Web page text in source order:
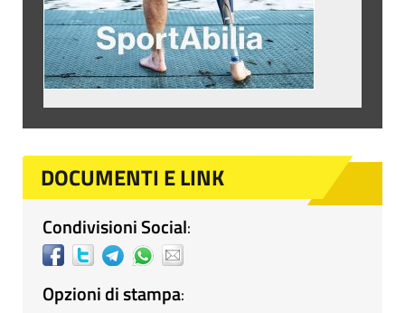
DOCUMENTI E LINK
Condivisioni Social:
Opzioni di stampa: